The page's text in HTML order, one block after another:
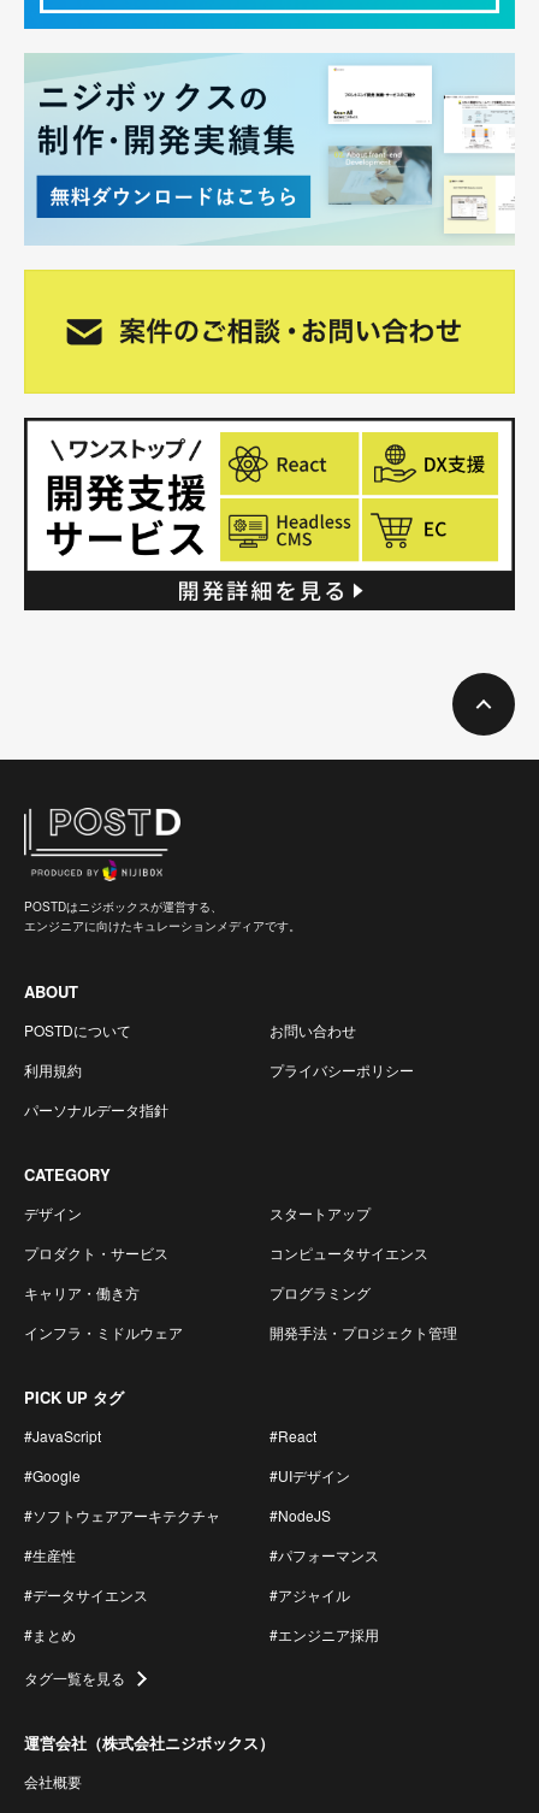
POSTDはニジボックスが運営する、
エンジニアに向けたキュレーションメディアです。
ABOUT
POSTDについて
お問い合わせ
利用規約
プライバシーポリシー
パーソナルデータ指針
CATEGORY
デザイン
スタートアップ
プロダクト・サービス
コンピュータサイエンス
キャリア・働き方
プログラミング
インフラ・ミドルウェア
開発手法・プロジェクト管理
PICK UP タグ
#JavaScript
#React
#Google
#UIデザイン
#ソフトウェアアーキテクチャ
#NodeJS
#生産性
#パフォーマンス
#データサイエンス
#アジャイル
#まとめ
#エンジニア採用
タグ一覧を見る
運営会社（株式会社ニジボックス）
会社概要